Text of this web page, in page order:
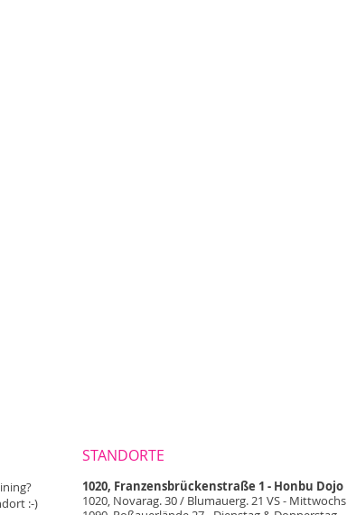
:-)
STANDORTE
1020, Franzensbrückenstraße 1 - Honbu Dojo
1020, Novarag. 30 / Blumauerg. 21 VS - Mittwochs